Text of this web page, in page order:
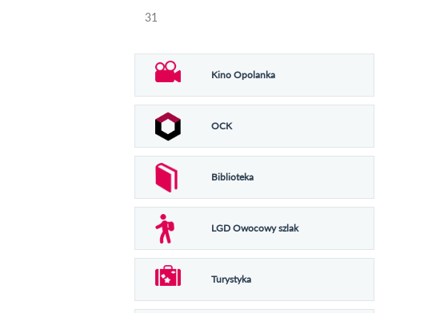
31
Kino Opolanka
OCK
Biblioteka
LGD Owocowy szlak
Turystyka